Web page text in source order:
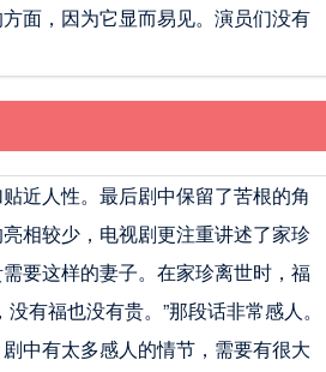
面，因为它显而易见。演员们没有
近人性。最后剧中保留了苦根的角
相较少，电视剧更注重讲述了家珍
要这样的妻子。在家珍离世时，福
有福也没有贵。”那段话非常感人。
中有太多感人的情节，需要有很大